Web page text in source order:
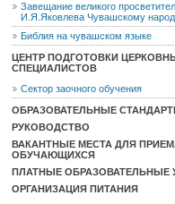
Завещание великого
И.Я.Яковлева Чувашскому
Библия на чувашском языке
ЦЕНТР ПОДГОТОВКИ
СПЕЦИАЛИСТОВ
Сектор заочного обучения
ОБРАЗОВАТЕЛЬНЫЕ
РУКОВОДСТВО
ВАКАНТНЫЕ МЕСТА ДЛЯ
ОБУЧАЮЩИХСЯ
ПЛАТНЫЕ ОБРАЗОВАТЕЛЬНЫЕ
ОРГАНИЗАЦИЯ ПИТАНИЯ